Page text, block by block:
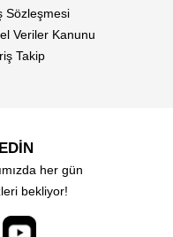
Sözleşmesi
Veriler Kanunu
Takip
her gün
bekliyor!